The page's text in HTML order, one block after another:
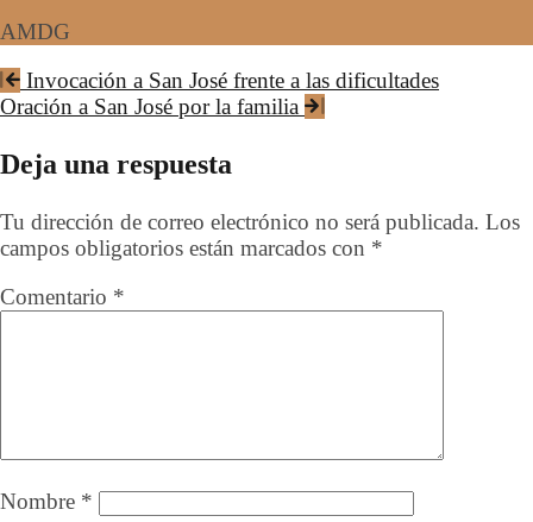
AMDG
Post
navigation
Invocación a San José frente a las dificultades
Oración a San José por la familia
Deja una respuesta
Tu dirección de correo electrónico no será publicada. Los
campos obligatorios están marcados con *
Comentario *
Nombre *